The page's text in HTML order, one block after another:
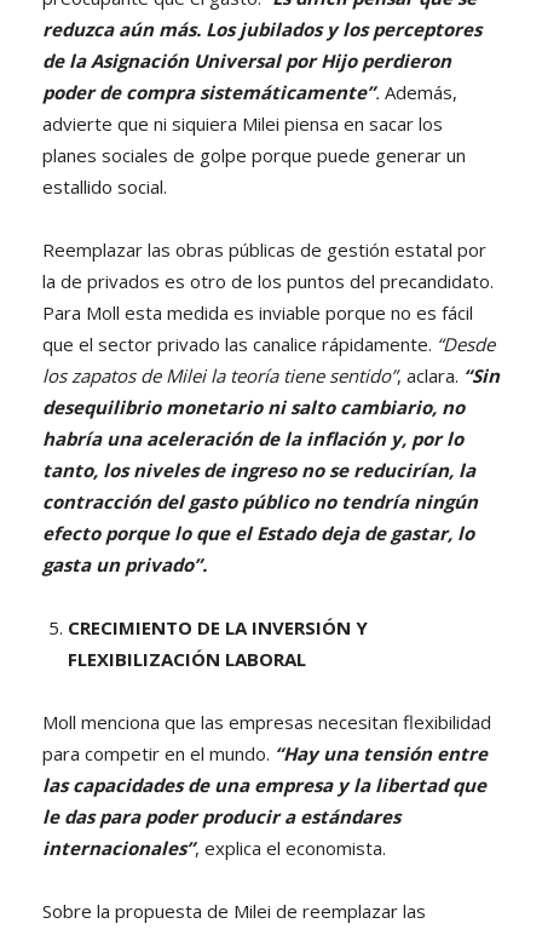
reduzca aún más. Los jubilados y los perceptores
de la Asignación Universal por Hijo perdieron
poder de compra sistemáticamente”. Además,
advierte que ni siquiera Milei piensa en sacar los
planes sociales de golpe porque puede generar un
estallido social.
Reemplazar las obras públicas de gestión estatal por
la de privados es otro de los puntos del precandidato.
Para Moll esta medida es inviable porque no es fácil
que el sector privado las canalice rápidamente. “Desde
los zapatos de Milei la teoría tiene sentido”, aclara. “Sin
desequilibrio monetario ni salto cambiario, no
habría una aceleración de la inflación y, por lo
tanto, los niveles de ingreso no se reducirían, la
contracción del gasto público no tendría ningún
efecto porque lo que el Estado deja de gastar, lo
gasta un privado”.
CRECIMIENTO DE LA INVERSIÓN Y
FLEXIBILIZACIÓN LABORAL
Moll menciona que las empresas necesitan flexibilidad
para competir en el mundo. “Hay una tensión entre
las capacidades de una empresa y la libertad que
le das para poder producir a estándares
internacionales”, explica el economista.
Sobre la propuesta de Milei de reemplazar las